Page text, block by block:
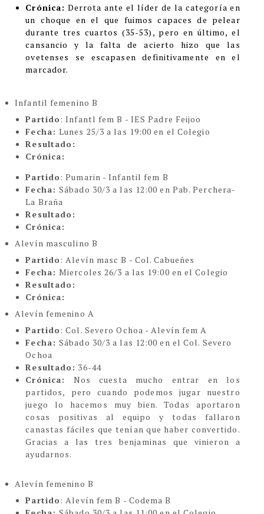
Crónica: Derrota ante el líder de la categoría en
un choque en el que fuimos capaces de pelear
durante tres cuartos (35-53), pero en último, el
cansancio y la falta de acierto hizo que las
ovetenses se escapasen definitivamente en el
marcador.
Infantil femenino B
Partido: Infantl fem B - IES Padre Feijoo
Fecha:Lunes 25/3 a las 19:00 en el Colegio
Resultado:
Crónica:
Partido: Pumarin - Infantil fem B
Fecha:Sábado 30/3 a las 12:00 en Pab. Perchera-
La Braña
Resultado:
Crónica:
Alevín masculino B
Partido: Alevín masc B - Col. Cabueñes
Fecha:Miercoles 26/3 a las 19:00 en el Colegio
Resultado:
Crónica:
Alevín femenino A
Partido: Col. Severo Ochoa - Alevín fem A
Fecha:Sábado 30/3 a las 12:00 en el Col. Severo
Ochoa
Resultado: 36-44
Crónica:
Nos cuesta mucho entrar en los
partidos, pero cuando podemos jugar nuestro
juego lo hacemos muy bien. Todas aportaron
cosas positivas al equipo y todas fallaron
canastas fáciles que tenían que haber convertido.
Gracias a las tres benjaminas que vinieron a
ayudarnos.
Alevín femenino B
Partido: Alevín fem B - Codema B